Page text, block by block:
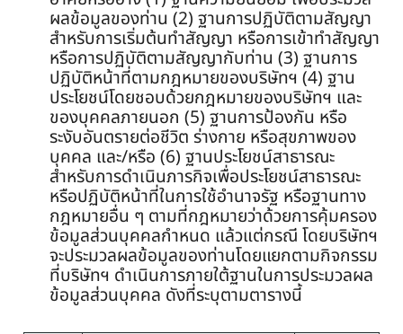
ผลข้อมูลของท่าน (2) ฐานการปฏิบัติตามสัญญา
สำหรับการเริ่มต้นทำสัญญา หรือการเข้าทำสัญญา
หรือการปฏิบัติตามสัญญากับท่าน (3) ฐานการ
ปฏิบัติหน้าที่ตามกฎหมายของบริษัทฯ (4) ฐาน
ประโยชน์โดยชอบด้วยกฎหมายของบริษัทฯ และ
ของบุคคลภายนอก (5) ฐานการป้องกัน หรือ
ระงับอันตรายต่อชีวิต ร่างกาย หรือสุขภาพของ
บุคคล และ/หรือ (6) ฐานประโยชน์สาธารณะ
สำหรับการดำเนินภารกิจเพื่อประโยชน์สาธารณะ
หรือปฏิบัติหน้าที่ในการใช้อำนาจรัฐ หรือฐานทาง
กฎหมายอื่น ๆ ตามที่กฎหมายว่าด้วยการคุ้มครอง
ข้อมูลส่วนบุคคลกำหนด แล้วแต่กรณี โดยบริษัทฯ
จะประมวลผลข้อมูลของท่านโดยแยกตามกิจกรรม
ที่บริษัทฯ ดำเนินการภายใต้ฐานในการประมวลผล
ข้อมูลส่วนบุคคล ดังที่ระบุตามตารางนี้